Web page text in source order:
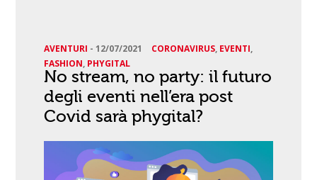
AVENTURI -12/07/2021 CORONAVIRUS, EVENTI,
FASHION, PHYGITAL
No stream, no party: il futuro
degli eventi nell’era post
Covid sarà phygital?